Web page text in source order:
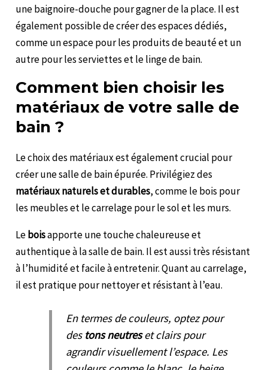
une baignoire-douche pour gagner de la place. Il est
également possible de créer des espaces dédiés,
comme un espace pour les produits de beauté et un
autre pour les serviettes et le linge de bain.
Comment bien choisir les
matériaux de votre salle de
bain ?
Le choix des matériaux est également crucial pour
créer une salle de bain épurée. Privilégiez des
matériaux naturels et durables, comme le bois pour
les meubles et le carrelage pour le sol et les murs.
Leboisapporte une touche chaleureuse et
authentique à la salle de bain. Il est aussi très résistant
à l’humidité et facile à entretenir. Quant au carrelage,
il est pratique pour nettoyer et résistant à l’eau.
En termes de couleurs, optez pour
des tons neutreset clairs pour
agrandir visuellement l’espace. Les